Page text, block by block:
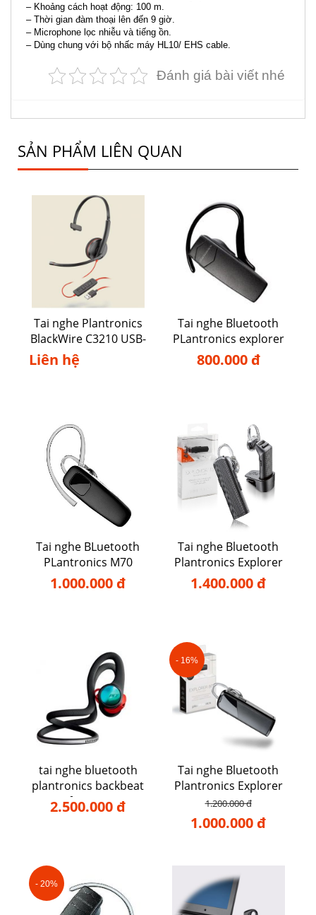
– Khoảng cách hoạt động: 100 m.
– Thời gian đàm thoại lên đến 9 giờ.
– Microphone lọc nhiễu và tiếng ồn.
– Dùng chung với bộ nhấc máy HL10/ EHS cable.
Đánh giá bài viết nhé
SẢN PHẨM LIÊN QUAN
Tai nghe Plantronics
BlackWire C3210 USB-
Liên hệ
Tai nghe Bluetooth
PLantronics explorer
10
800.000 đ
Tai nghe BLuetooth
PLantronics M70
1.000.000 đ
Tai nghe Bluetooth
Plantronics Explorer
110
1.400.000 đ
tai nghe bluetooth
plantronics backbeat
fit 2100
2.500.000 đ
- 16%
Tai nghe Bluetooth
Plantronics Explorer
80
1.200.000 đ
1.000.000 đ
- 20%